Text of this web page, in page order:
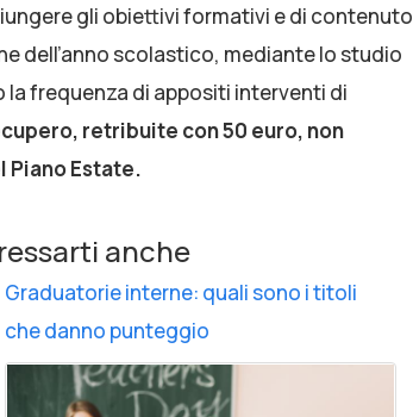
gli obiettivi formativi e di contenuto
dell’anno scolastico, mediante lo studio
frequenza di appositi interventi di
retribuite con 50 euro, non
Piano Estate.
anche
Graduatorie interne: quali sono i titoli
che danno punteggio